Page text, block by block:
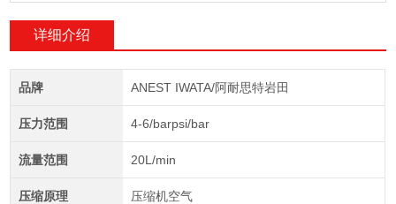
详细介绍
品牌 ANEST IWATA/阿耐思特岩田
压力范围 4-6/barpsi/bar
流量范围 20L/min
压缩原理 压缩机空气